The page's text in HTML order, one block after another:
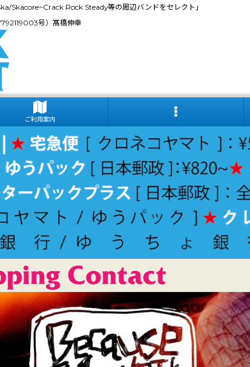
Rock Steady等の周辺バンドをセレクト」
号）髙橋伸幸
ご利用案内